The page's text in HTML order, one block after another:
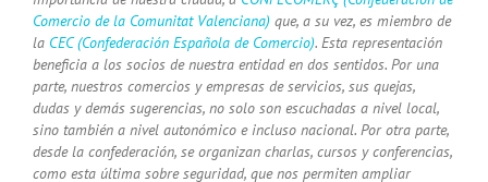
Comercio de la Comunitat Valenciana) que, a su vez, es miembro de
la CEC (Confederación Española de Comercio). Esta representación
beneficia a los socios de nuestra entidad en dos sentidos. Por una
parte, nuestros comercios y empresas de servicios, sus quejas,
dudas y demás sugerencias, no solo son escuchadas a nivel local,
sino también a nivel autonómico e incluso nacional. Por otra parte,
desde la confederación, se organizan charlas, cursos y conferencias,
como esta última sobre seguridad, que nos permiten ampliar